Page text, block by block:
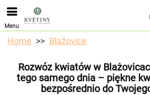
Przyjmujemy zamówienia za
sklepu internetowego. Najbliższy
to 10.08.2026 z powodu
Menu
Home Blažovice
Rozwóz kwiatów w
tego samego dnia – piękne
bezpośrednio do